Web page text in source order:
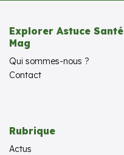
Explorer Astuce Santé
Mag
Qui sommes-nous ?
Contact
Rubrique
Actus